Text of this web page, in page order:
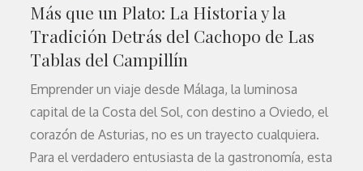
Más que un Plato: La Historia y la
Tradición Detrás del Cachopo de Las
Tablas del Campillín
Emprender un viaje desde Málaga, la luminosa
capital de la Costa del Sol, con destino a Oviedo, el
corazón de Asturias, no es un trayecto cualquiera.
Para el verdadero entusiasta de la gastronomía, esta